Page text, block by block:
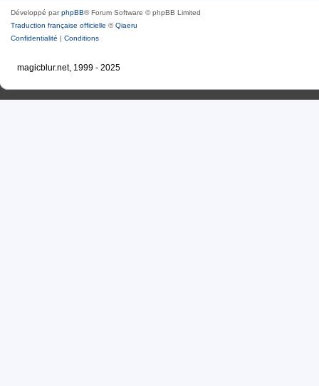
Développé parphpBB® Forum Software © phpBB Limited
Traduction française officielle ©Qiaeru
Confidentialité | Conditions
magicblur.net, 1999 - 2025